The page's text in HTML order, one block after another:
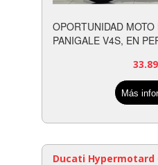
OPORTUNIDAD
PANIGALE V4S, EN
Más
Ducati Hypermotard